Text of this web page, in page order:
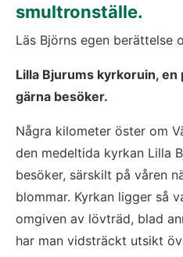
smultronställe.
Läs Björns egen berättelse
Lilla Bjurums kyrkoruin,
gärna besöker.
Några kilometer öster om
den medeltida kyrkan Lilla
besöker, särskilt på våren
blommar. Kyrkan ligger så
omgiven av lövträd, blad
har man vidsträckt utsikt